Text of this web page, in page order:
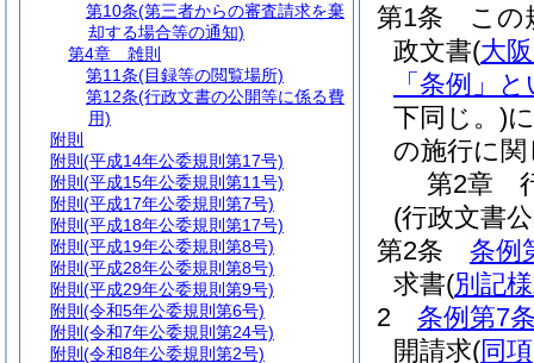
第1条
この
政文書(大
「条例」
下同じ。)
の施行に
第2章
(行政文書
第2条
条例
求書(別記
2
条例第7
開請求(同項
第10条(第三者からの審査請求を棄
却する場合等の通知)
第4章
雑則
第11条(目録等の閲覧場所)
第12条(行政文書の公開等に係る費
用)
附則
附則 (平成14年公委規則第17号)
附則 (平成15年公委規則第11号)
附則 (平成17年公委規則第7号)
附則 (平成18年公委規則第17号)
附則 (平成19年公委規則第8号)
附則 (平成28年公委規則第8号)
附則 (平成29年公委規則第9号)
附則 (令和5年公委規則第6号)
附則 (令和7年公委規則第24号)
附則 (令和8年公委規則第2号)